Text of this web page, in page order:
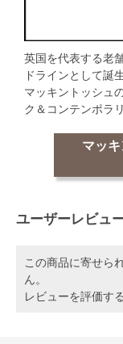
英国を代表する老
ドラインとして誕生
マッキントッシュ
ク＆コンテンポラ
マッ
ユーザーレビュ
この商品に寄せら
ん。
レビューを評価す